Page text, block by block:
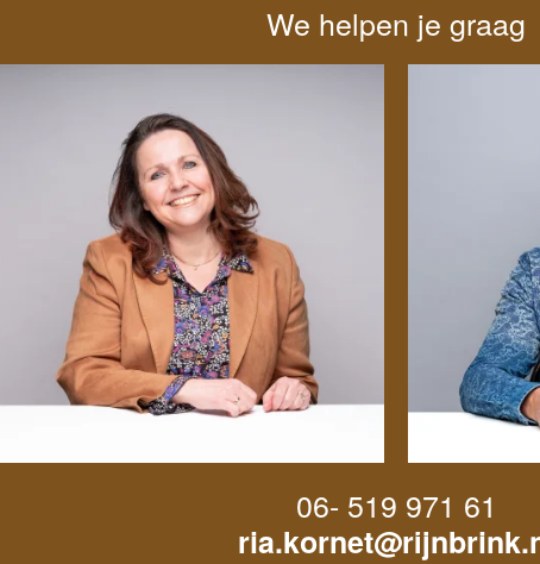
We helpen je graag
06- 519 971 61